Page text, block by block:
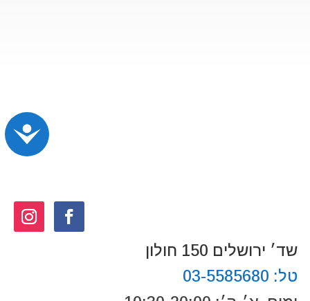
שד׳ ירושלים 150 חולון
טל: 03-5585680